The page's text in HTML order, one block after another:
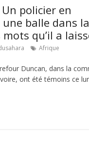
Un policier en
balle dans la
qu’il a
Afrique
Duncan, dans la
ont été témoins ce